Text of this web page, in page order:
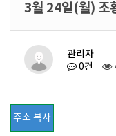
3월 24일(월) 조
관리자
0건
주소 복사